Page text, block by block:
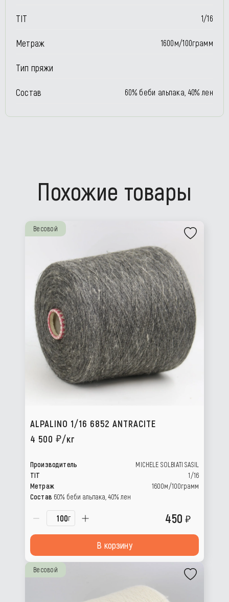
TIT 1/16
Метраж 1600м/100грамм
Тип пряжи
Состав 60% беби альпака, 40% лен
Похожие товары
Весовой
ALPALINO 1/16 6852 ANTRACITE
4 500
/кг
Производитель
MICHELE SOLBIATI SASIL
TIT
1/16
Метраж
1600м/100грамм
Состав 60% беби альпака, 40% лен
г 450
В корзину
Весовой